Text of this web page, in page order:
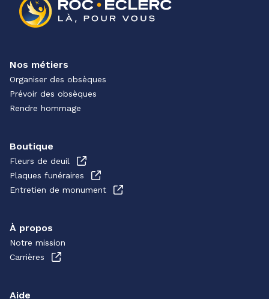
Nos métiers
Organiser des obsèques
Prévoir des obsèques
Rendre hommage
Boutique
Fleurs de deuil
Plaques funéraires
Entretien de monument
À propos
Notre mission
Carrières
Aide